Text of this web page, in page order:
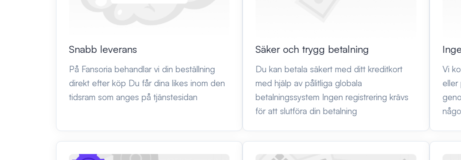
Snabb leverans
På Fansoria behandlar vi din beställning
direkt efter köp Du får dina likes inom den
tidsram som anges på tjänstesidan
Säker och trygg betalning
Du kan betala säkert med ditt kreditkort
med hjälp av pålitliga globala
betalningssystem Ingen registrering krävs
för att slutföra din betalning
Vi
eller